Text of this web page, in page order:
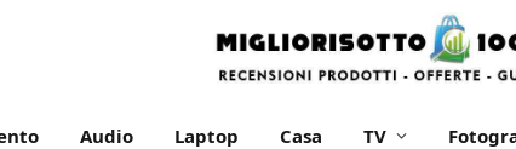
Audio Laptop Casa TV